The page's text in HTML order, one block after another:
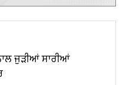
ਜੁੜੀਆਂ ਸਾਰੀਆਂ